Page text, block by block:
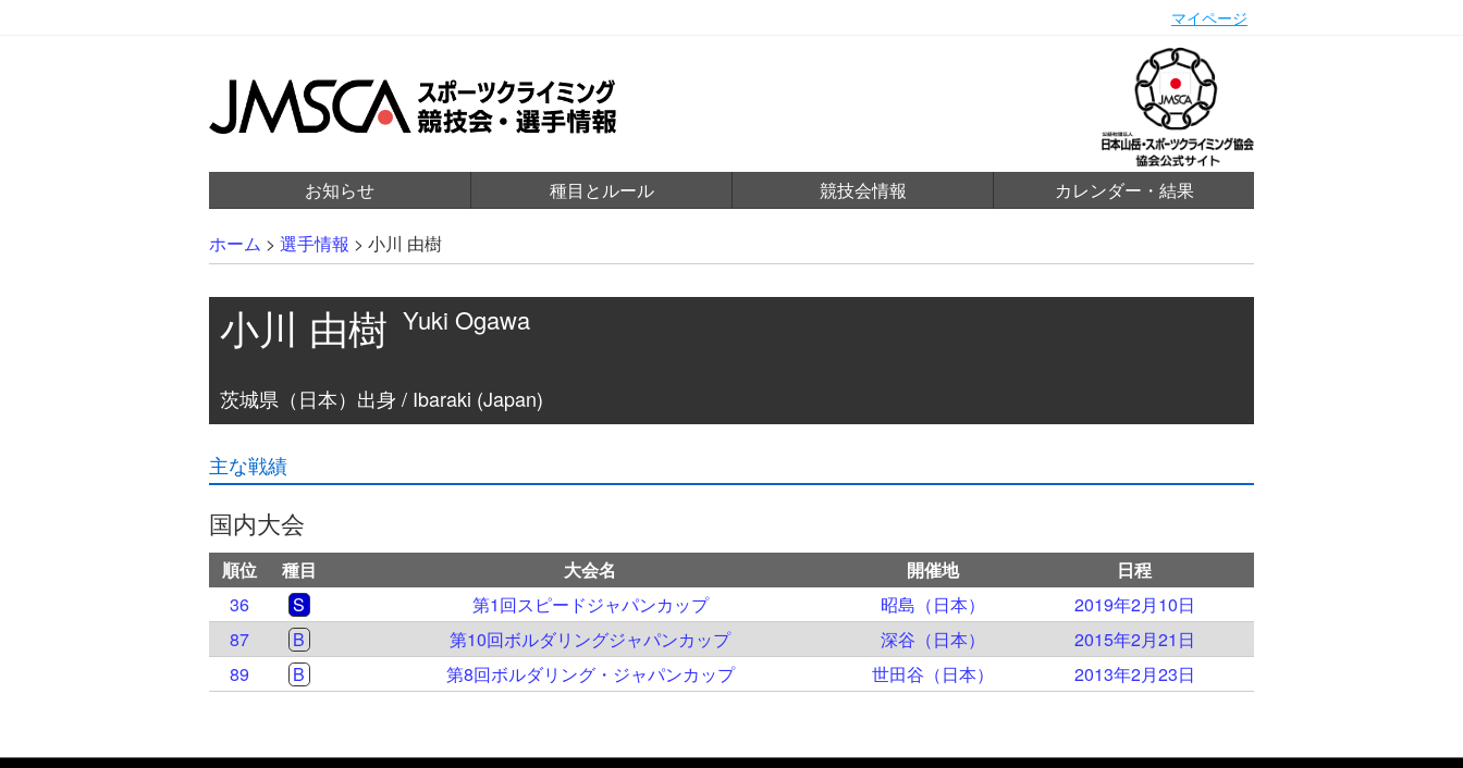
マイページ
お知らせ 種目とルール 競技会情報 カレンダー・結果
ホーム > 選手情報 > 小川 由樹
小川 由樹 Yuki Ogawa
茨城県（日本）出身 / Ibaraki (Japan)
主な戦績
国内大会
順位 種目 大会名 開催地
日程
36
S 第1回スピードジャパンカップ 昭島（日本）
2019年2月10日
87
B 第10回ボルダリングジャパンカップ 深谷（日本）
2015年2月21日
89
B 第8回ボルダリング・ジャパンカップ 世田谷（日本） 2013年2月23日